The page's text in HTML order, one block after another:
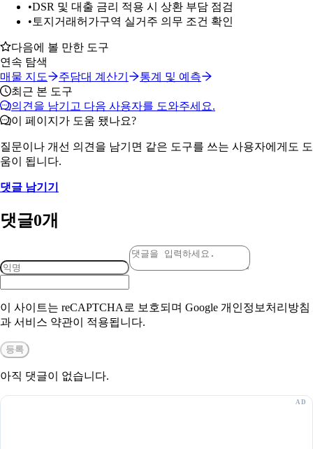
•DSR 및 대출 금리 적용 시 상환 부담 점검
• 토지거래허가구역 실거주 의무 조건 확인
다음에 볼 만한 도구
연속 탐색
매물 지도
주담대 계산기
통계 및 예측
최근 본 도구
의견을 남기고 다음 사용자를 도와주세요.
이 페이지가 도움 됐나요?
질문이나 개선 의견을 남기면 같은 도구를 쓰는 사용자에게도 도
움이 됩니다.
댓글 남기기
댓글0개
이 사이트는 reCAPTCHA로 보호되며 Google 개인정보처리방침
과 서비스 약관이 적용됩니다.
등록
아직 댓글이 없습니다.